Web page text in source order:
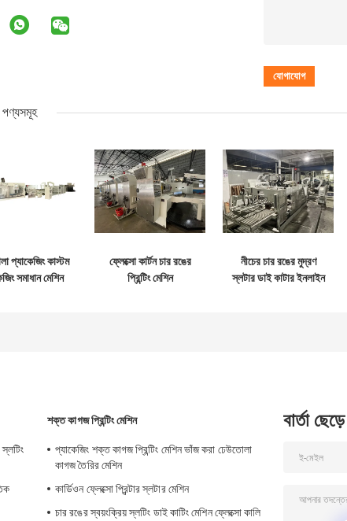
প্যাকেজিং কাস্টম
সমাধান মেশিন
ফ্লেক্সো কার্টন চার রঙের
প্রিন্টিং মেশিন
নীচের চার রঙের মুদ্রণ
স্লটার ডাই কাটার ইনলাইন
স্লটিং
শক্ত কাগজ প্রিন্টিং মেশিন
প্যাকেজিং শক্ত কাগজ প্রিন্টিং মেশিন ভাঁজ করা ঢেউতোলা
কাগজ তৈরির মেশিন
কার্ডিওন ফ্লেক্সো প্রিন্টার স্লটার মেশিন
চার রঙের স্বয়ংক্রিয় স্লটিং ডাই কাটিং মেশিন ফ্লেক্সো কালি
বার্তা ছেড়ে